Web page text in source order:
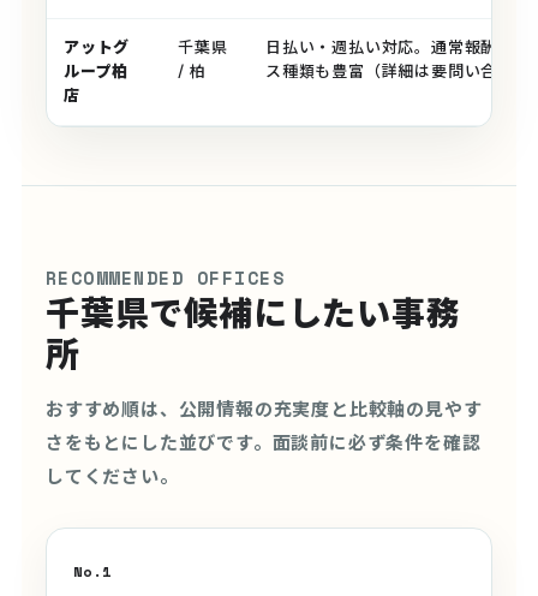
アットグ
ループ柏
店
千葉県
/ 柏
日払い・週払い対応。通常報酬に加
ス種類も豊富（詳細は要問い合わせ
RECOMMENDED OFFICES
千葉県で候補にしたい事務
所
おすすめ順は、公開情報の充実度と比較軸の見やす
さをもとにした並びです。面談前に必ず条件を確認
してください。
No.1